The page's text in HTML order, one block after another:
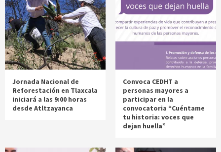
Jornada Nacional de
Reforestación en Tlaxcala
iniciará a las 9:00 horas
desde Atltzayanca
Convoca CEDHT a
personas mayores a
participar en la
convocatoria “Cuéntame
tu historia: voces que
dejan huella”